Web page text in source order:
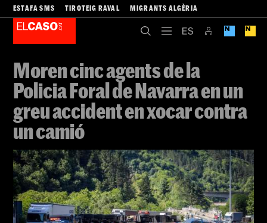
ESTAFA SMS TIROTEIG RAVAL MIGRANTS ALGÈRIA
Moren cinc agents de la
Policia Foral de Navarra en un
greu accident en xocar contra
un camió